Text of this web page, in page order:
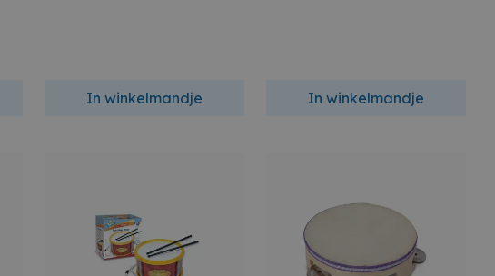
In winkelmandje In winkelmandje